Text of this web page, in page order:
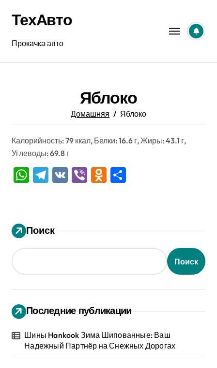
содержанию
ТехАвто
Прокачка авто
Яблоко
Домашняя Яблоко
Калорийность: 79 ккал, Белки: 16.6 г, Жиры: 43.1 г,
Углеводы: 69.8 г
WhatsApp
Telegram
VK ViberOdnoklassniki
Поиск
Поиск
Последние публикации
Шины Hankook Зима Шипованные: Ваш
Надежный Партнёр на Снежных Дорогах